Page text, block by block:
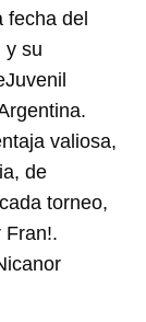
fecha del
y su
valiosa,
de
torneo,
Fran!.